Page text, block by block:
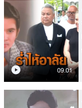
09.01